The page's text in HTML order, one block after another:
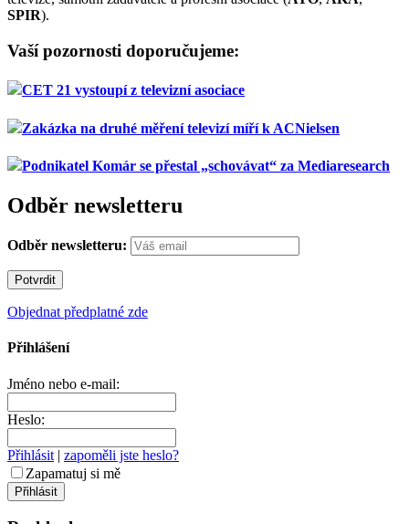
SPIR).
Vaší pozornosti doporučujeme:
CET 21 vystoupí z televizní asociace
Zakázka na druhé měření televizí míří k ACNielsen
Podnikatel Komár se přestal „schovávat“ za Mediaresearch
Odběr newsletteru
Odběr newsletteru:
Objednat předplatné zde
Přihlášení
Jméno nebo e-mail:
Heslo:
Přihlásit | zapoměli jste heslo?
Zapamatuj si mě